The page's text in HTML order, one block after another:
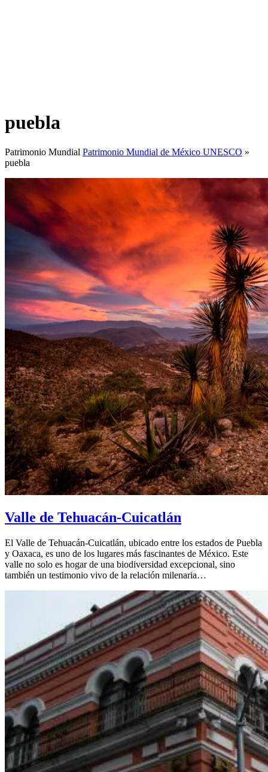
puebla
Patrimonio Mundial Patrimonio Mundial de México UNESCO »
puebla
Valle de Tehuacán-Cuicatlán
El Valle de Tehuacán-Cuicatlán, ubicado entre los estados de Puebla
y Oaxaca, es uno de los lugares más fascinantes de México. Este
valle no solo es hogar de una biodiversidad excepcional, sino
también un testimonio vivo de la relación milenaria…